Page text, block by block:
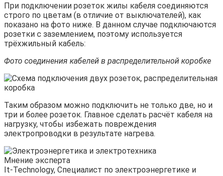
При подключении розеток жилы кабеля соединяются
строго по цветам (в отличие от выключателей), как
показано на фото ниже. В данном случае подключаются
розетки с заземлением, поэтому используется
трёхжильный кабель:
Фото соединения кабелей в распределительной коробке
Таким образом можно подключить не только две, но и
три и более розеток. Главное сделать расчёт кабеля на
нагрузку, чтобы избежать повреждения
электропроводки в результате нагрева.
Мнение эксперта
It-Technology, Cпециалист по электроэнергетике и